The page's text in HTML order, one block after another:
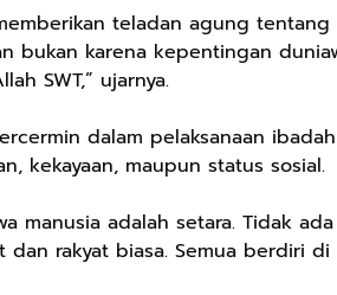
teladan agung
bukan karena kepentingan
SWT,” ujarnya.
dalam pelaksanaan
kekayaan, maupun status sosial.
manusia adalah setara. Tidak
rakyat biasa. Semua berdiri di
Pria
Jogging
Hitam Navy Abu
Outdoor
Rp282.667